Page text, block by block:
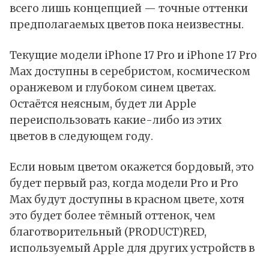
всего лишь концепцией — точные оттенки
предполагаемых цветов пока неизвестны.
Текущие модели iPhone 17 Pro и iPhone 17 Pro
Max доступны в серебристом, космическом
оранжевом и глубоком синем цветах.
Остаётся неясным, будет ли Apple
переиспользовать какие-либо из этих
цветов в следующем году.
Если новым цветом окажется бордовый, это
будет первый раз, когда модели Pro и Pro
Max будут доступны в красном цвете, хотя
это будет более тёмный оттенок, чем
благотворительный (PRODUCT)RED,
используемый Apple для других устройств в